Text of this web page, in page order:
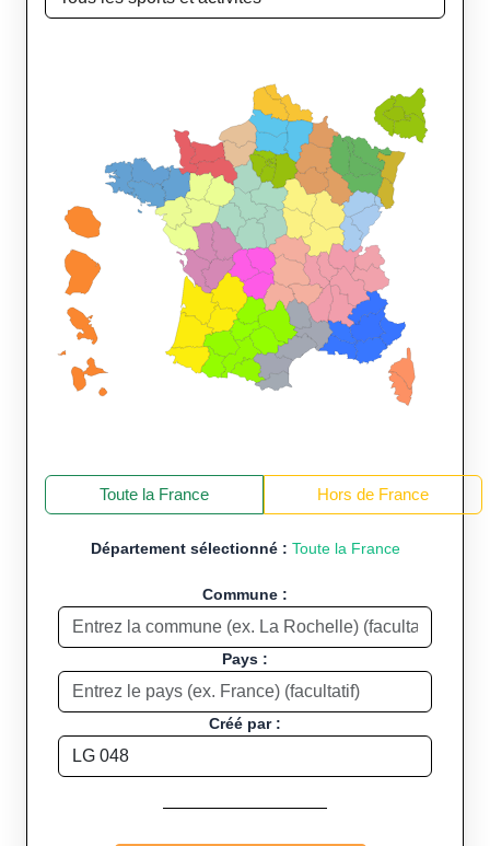
Toute la France Hors de France
Département sélectionné : Toute la France
Commune :
Pays :
Créé par :